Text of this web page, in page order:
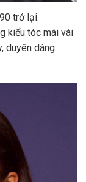
trở lại.
kiểu tóc mái vài
duyên dáng.